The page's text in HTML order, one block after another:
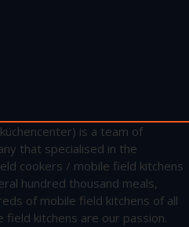
is a team of
that specialised in the
cookers / mobile field kitchens
hundred thousand meals,
of mobile field kitchens of all
field kitchens are our passion.